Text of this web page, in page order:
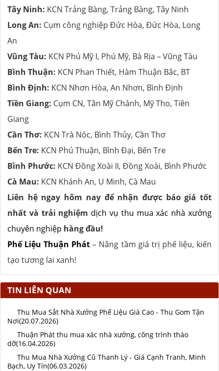
Tây Ninh: KCN Trảng Bàng, Trảng Bàng, Tây Ninh
Long An: Cụm công nghiệp Đức Hòa, Đức Hòa, Long
An
Vũng Tàu: KCN Phú Mỹ I, Phú Mỹ, Bà Rịa – Vũng Tàu
Bình Thuận: KCN Phan Thiết, Hàm Thuận Bắc, BT
Bình Định: KCN Nhơn Hòa, An Nhơn, Bình Định
Tiền Giang: Cụm CN, Tân Mỹ Chánh, Mỹ Tho, Tiền
Giang
Cần Thơ: KCN Trà Nóc, Bình Thủy, Cần Thơ
Bến Tre: KCN Phú Thuận, Bình Đại, Bến Tre
Bình Phước: KCN Đồng Xoài II, Đồng Xoài, Bình Phước
Cà Mau: KCN Khánh An, U Minh, Cà Mau
Liên hệ ngay hôm nay để nhận được báo giá tốt
nhất và trải nghiệm dịch vụ thu mua xác nhà xưởng
chuyên nghiệp hàng đầu!
Phế Liệu Thuận Phát – Nâng tầm giá trị phế liệu, kiến
tạo tương lai xanh!
TIN LIÊN QUAN
Thu Mua Sắt Nhà Xưởng Phế Liệu Giá Cao - Thu Gom Tận
Nơi(20.07.2026)
Thuận Phát thu mua xác nhà xưởng, công trình tháo
dỡ(16.04.2026)
Thu Mua Nhà Xưởng Cũ Thanh Lý - Giá Cạnh Tranh, Minh
Bạch, Uy Tín(06.03.2026)